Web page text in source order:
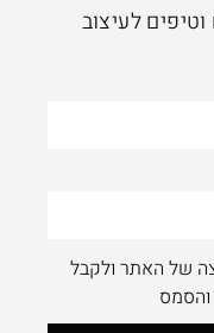
לעיצוב
של האתר ולקבל